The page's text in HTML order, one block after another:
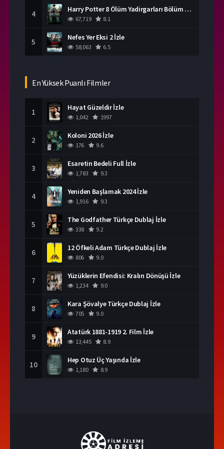
4 Harry Potter 8 Ölüm Yadirgarları Bölüm 2 İzle
67,719 8.1
5 Nefes Yer Eksi 2 İzle
58,063 6.5
En Yüksek Puanlı Filmler
1 Hayat Güzeldir İzle
1,042 1997
2 Koloni 2026 İzle
176 9.6
3 Esaretin Bedeli Full İzle
1,783 9.3
4 Yeniden Başlamak 2024 İzle
1,916 9.3
5 The Godfather Türkçe Dublaj İzle
338 9.2
6 12 Öfkeli Adam Türkçe Dublaj İzle
806 9.0
7 Yüzüklerin Efendisi: Kralın Dönüşü İzle
1,234 9.0
8 Kara Şövalye Türkçe Dublaj İzle
705 9.0
9 Atatürk 1881-1919 2. Film İzle
13,445 8.9
10 Hep Otuz Üç Yaşında İzle
1,180 8.9